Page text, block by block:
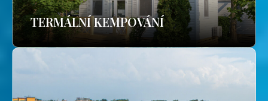
TERMÁLNÍ KEMPOVÁNÍ